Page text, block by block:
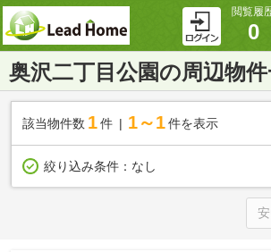
閲覧履
0
奥沢二丁目公園の周辺物
該当物件数 1件 1～1 件を表示
絞り込み条件： なし